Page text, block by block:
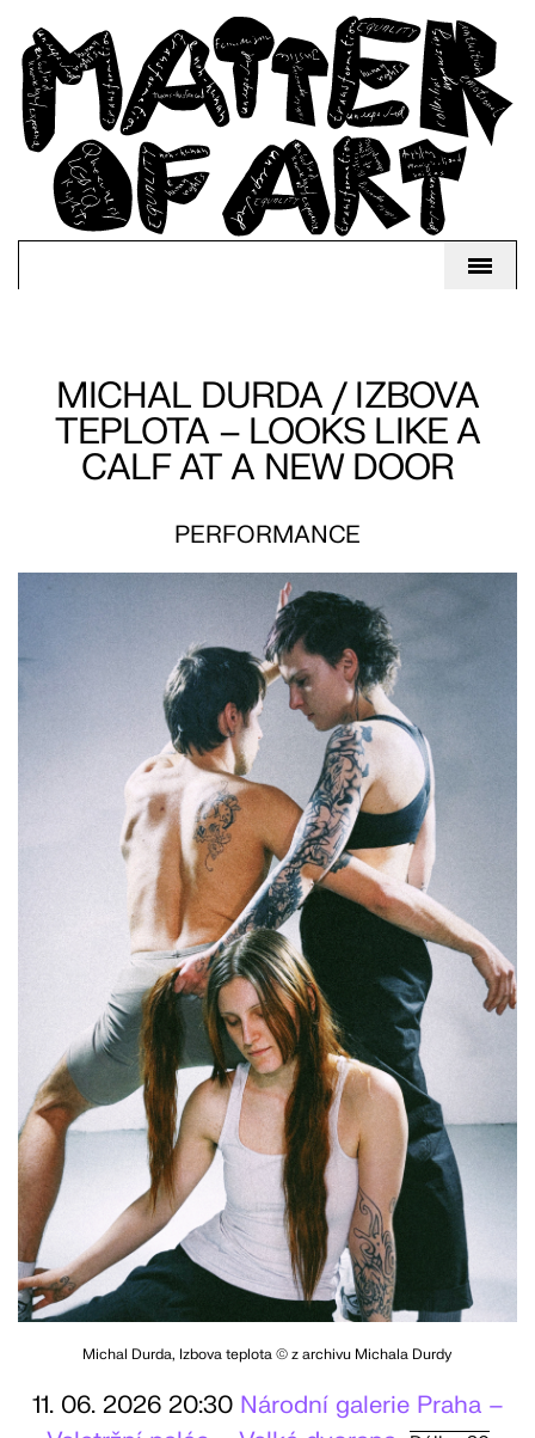
MICHAL DURDA / IZBOVA
TEPLOTA – LOOKS LIKE A
CALF AT A NEW DOOR
PERFORMANCE
Michal Durda, Izbova teplota © z archivu Michala Durdy
11. 06. 2026 20:30 Národní galerie Praha –